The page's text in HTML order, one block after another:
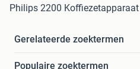
Philips 2200 Koffiezetapparaat
Gerelateerde zoektermen
Populaire zoektermen